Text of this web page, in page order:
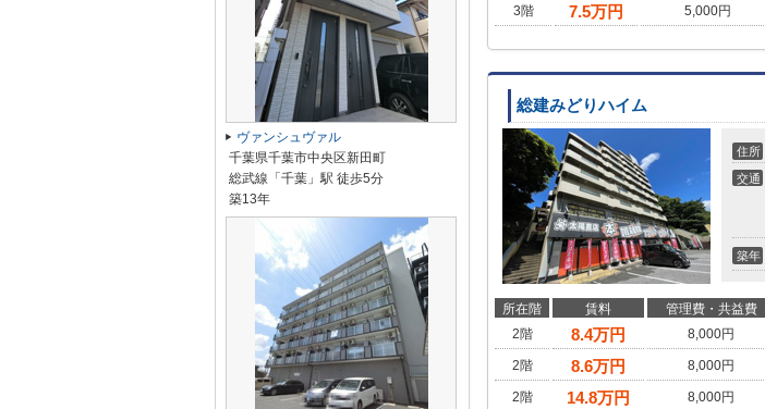
3階
7.5万円 5,000円
総建みどりハイム
住所
交通
築年
所在階 賃料 管理費・共益費
2階
8.4万円 8,000円
2階
8.6万円 8,000円
2階
14.8万円 8,000円
ヴァンシュヴァル
千葉県千葉市中央区新田町
総武線「千葉」駅 徒歩5分
築13年